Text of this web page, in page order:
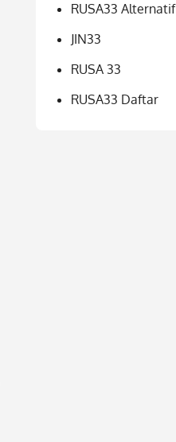
RUSA33 Alternatif
JIN33
RUSA 33
RUSA33 Daftar